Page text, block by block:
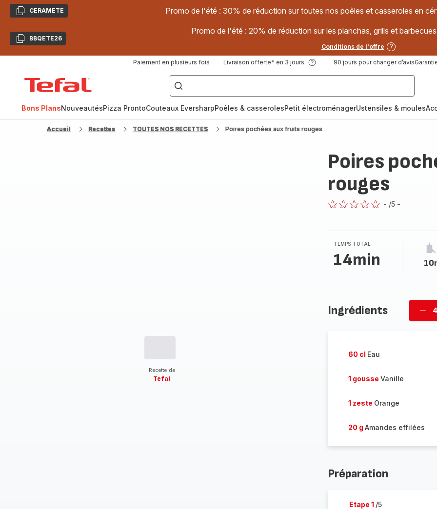
CopierCERAMETE Promo de l'été : 30% de réduction sur toutes nos poêles et casseroles en
CopierBBQETE26
Promo de l'été : 20% de réduction sur les planchas, grills et
Conditions de l'offre
Paiement en plusieurs fois Livraison offerte* en 3 jours 90 jours pour changer d’avis
["Poêles
inox,
Cake
Factory,
Bons PlansNouveautésPizza ProntoCouteaux EversharpPoêles & casserolesPetit électroménagerUstensiles & moules
Accueil Recettes TOUTES NOS RECETTES Poires pochées aux fruits rouges
Recette de
Tefal
Poires
rouges
- /5 -
TEMPS TOTAL
14min
Ingrédients
60 cl Eau
1 gousse Vanille
1 zeste Orange
20 g Amandes effilées
Préparation
Etape 1 /5